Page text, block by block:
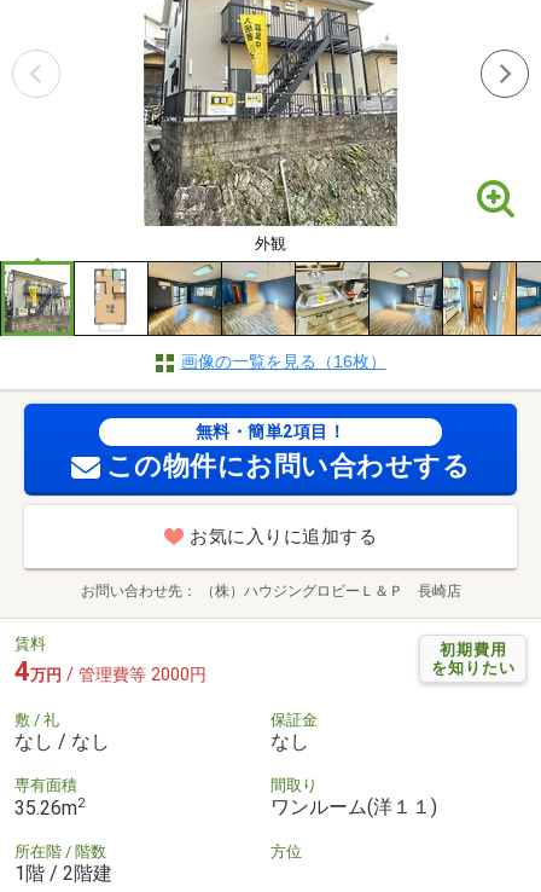
外観
画像の一覧を見る（16枚）
無料・簡単2項目！
この物件にお問い合わせする
お気に入りに追加する
お問い合わせ先 （株）ハウジングロビーＬ＆Ｐ 長崎店
初期費用
を知りたい
賃料
4万円 / 管理費等 2000円
敷 / 礼
なし / なし
保証金
なし
専有面積
35.26m2
間取り
ワンルーム(洋１１)
所在階 / 階数
1階 / 2階建
方位